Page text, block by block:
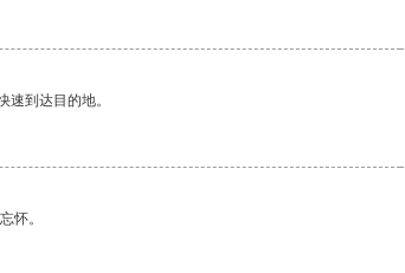
到达目的地。
怀。